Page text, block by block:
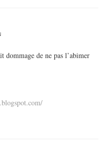
dommage de ne pas l’abimer